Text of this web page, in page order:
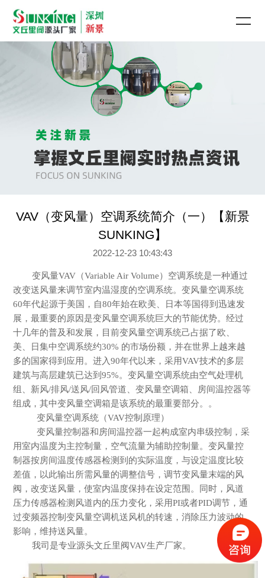
VAV（变风量）空调系统简介（一）【新景
SUNKING】
2022-12-23 10:43:43
变风量VAV（Variable Air Volume）空调系统是一种通过
改变送风量来调节室内温湿度的空调系统。变风量空调系统
60年代起源于美国，自80年始在欧美、日本等国得到迅速发
展，最重要的原因是变风量空调系统巨大的节能优势。经过
十几年的普及和发展，目前变风量空调系统己占据了欧、
美、日集中空调系统约30% 的市场份额，并在世界上越来越
多的国家得到应用。进入90年代以来，采用VAV技术的多层
建筑与高层建筑已达到95%。变风量空调系统由空气处理机
组、新风/排风/送风/回风管道、变风量空调箱、房间温控器等
组成，其中变风量空调箱是该系统的最重要部分。。
变风量空调系统（VAV控制原理）
变风量控制器和房间温控器一起构成室内串级控制，采
用室内温度为主控制量，空气流量为辅助控制量。变风量控
制器按房间温度传感器检测到的实际温度，与设定温度比较
差值，以此输出所需风量的调整信号，调节变风量末端的风
阀，改变送风量，使室内温度保持在设定范围。同时，风道
压力传感器检测风道内的压力变化，采用PI或者PID调节，通
过变频器控制变风量空调机送风机的转速，消除压力波动的
影响，维持送风量。
我司是专业源头文丘里阀VAV生产厂家。